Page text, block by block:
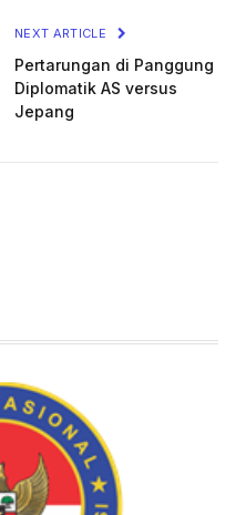
NEXT ARTICLE
Pertarungan di Panggung
Diplomatik AS versus
Jepang